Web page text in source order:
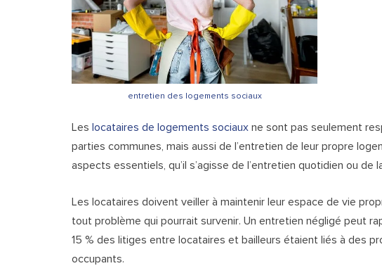
entretien des logements sociaux
Les locataires de logements sociaux ne sont pas seulement
parties communes, mais aussi de l’entretien de leur propre
aspects essentiels, qu’il s’agisse de l’entretien quotidien ou
Les locataires doivent veiller à maintenir leur espace de vie
tout problème qui pourrait survenir. Un entretien négligé peut
15 % des litiges entre locataires et bailleurs étaient liés à des
occupants.